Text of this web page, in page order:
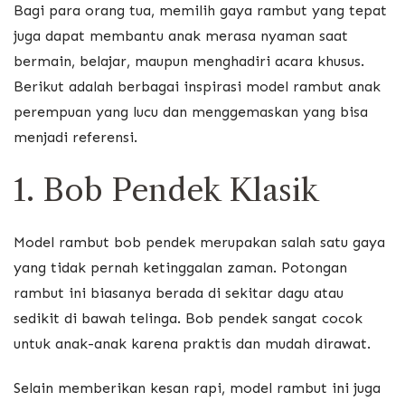
Bagi para orang tua, memilih gaya rambut yang tepat
juga dapat membantu anak merasa nyaman saat
bermain, belajar, maupun menghadiri acara khusus.
Berikut adalah berbagai inspirasi model rambut anak
perempuan yang lucu dan menggemaskan yang bisa
menjadi referensi.
1. Bob Pendek Klasik
Model rambut bob pendek merupakan salah satu gaya
yang tidak pernah ketinggalan zaman. Potongan
rambut ini biasanya berada di sekitar dagu atau
sedikit di bawah telinga. Bob pendek sangat cocok
untuk anak-anak karena praktis dan mudah dirawat.
Selain memberikan kesan rapi, model rambut ini juga